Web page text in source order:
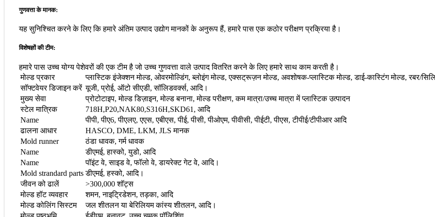
गुणवत्ता के मानक:
यह सुनिश्चित करने के लिए कि हमारे अंतिम उत्पाद उद्योग मानकों के अनुरूप हैं, हमारे पास एक कठोर परीक्षण प्रक्रिया है।
विशेषज्ञों की टीम:
हमारे पास उच्च योग्य पेशेवरों की एक टीम है जो उच्च गुणवत्ता वाले उत्पाद वितरित करने के लिए हमारे साथ काम करती है।
मोल्ड प्रकार
प्लास्टिक इंजेक्शन मोल्ड, ओवरमोल्डिंग, ब्लोइंग मोल्ड, एक्सट्रूज़न मोल्ड, अवशोषक-प्लास्टिक मोल्ड, डाई-कास्टिंग मोल्ड, रबर/
सॉफ्टवेयर डिजाइन करें यूजी, प्रोई, ऑटो सीएडी, सॉलिडवर्क्स, आदि।
मुख्य सेवा
प्रोटोटाइप, मोल्ड डिज़ाइन, मोल्ड बनाना, मोल्ड परीक्षण, कम मात्रा/उच्च मात्रा में प्लास्टिक उत्पादन
स्टेल मात्रिक
718H,P20,NAK80,S316H,SKD61, आदि
Name
पीपी, पीए6, पीएलए, एएस, एबीएस, पीई, पीसी, पीओएम, पीवीसी, पीईटी, पीएस, टीपीई/टीपीआर आदि
ढालना आधार
HASCO, DME, LKM, JLS मानक
Mold runner
ठंडा धावक, गर्म धावक
Name
डीएमई, हास्को, युडो, आदि
Name
पॉइंट वे, साइड वे, फॉलो वे, डायरेक्ट गेट वे, आदि।
Mold strandard parts डीएमई, हस्को, आदि।
जीवन को ढालें
>300,000 शॉट्स
मोल्ड हॉट व्यवहार
शमन, नाइट्रिडेशन, तड़का, आदि
मोल्ड कोलिंग सिस्टम
जल शीतलन या बेरिलियम कांस्य शीतलन, आदि।